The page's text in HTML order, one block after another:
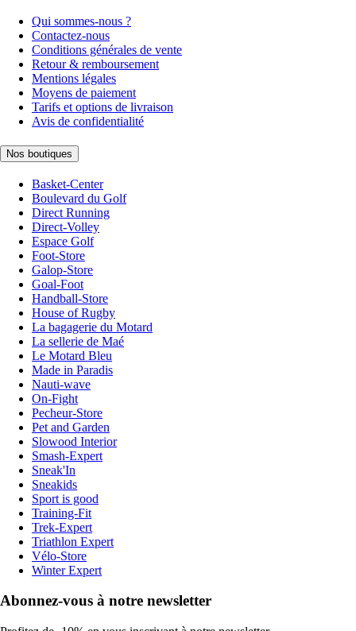
Qui sommes-nous ?
Contactez-nous
Conditions générales de vente
Retour & remboursement
Mentions légales
Moyens de paiement
Tarifs et options de livraison
Avis de confidentialité
Nos boutiques
Basket-Center
Boulevard du Golf
Direct Running
Direct-Volley
Espace Golf
Foot-Store
Galop-Store
Goal-Foot
Handball-Store
House of Rugby
La bagagerie du Motard
La sellerie de Maé
Le Motard Bleu
Made in Paradis
Nauti-wave
On-Fight
Pecheur-Store
Pet and Garden
Slowood Interior
Smash-Expert
Sneak'In
Sneakids
Sport is good
Training-Fit
Trek-Expert
Triathlon Expert
Vélo-Store
Winter Expert
Abonnez-vous à notre newsletter